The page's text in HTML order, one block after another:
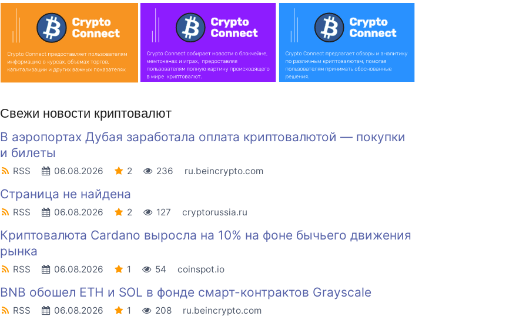
Свежи новости криптовалют
В аэропортах Дубая заработала оплата криптовалютой — покупки
и билеты
RSS 06.08.2026 2 236 ru.beincrypto.com
Страница не найдена
RSS 06.08.2026 2 127 cryptorussia.ru
Криптовалюта Cardano выросла на 10% на фоне бычьего движения
рынка
RSS 06.08.2026 1 54 coinspot.io
BNB обошел ETH и SOL в фонде смарт-контрактов Grayscale
RSS 06.08.2026 1 208 ru.beincrypto.com